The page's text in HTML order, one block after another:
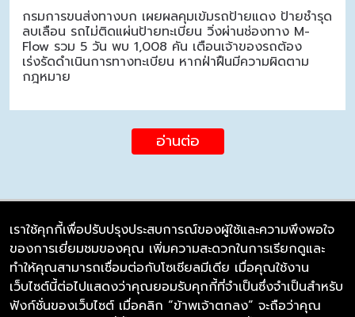
กรมการขนส่งทางบก เผยผลคุมเข้มรถป้ายแดง ป้ายชำรุด
ลบเลือน รถไม่ติดแผ่นป้ายทะเบียน วิ่งผ่านช่องทาง M-
Flow รวม 5 วัน พบ 1,008 คัน เตือนเจ้าของรถต้อง
เร่งรัดดำเนินการทางทะเบียน หากฝ่าฝืนมีความผิดตาม
กฎหมาย
อ่านต่อ
บริษัท ซิมลิงค์ จำกัด
98/226 Bangrakyai-Baanmai Road,
Bangyai, Nonthaburi 11140
เราใช้คุกกี้เพื่อปรับปรุงประสบการณ์ของผู้ใช้และความพึงพอใจ
ของการเยี่ยมชมของคุณ เพิ่มความสะดวกในการเรียกดูและ
ทำให้คุณสามารถเชื่อมต่อกับโซเชียลมีเดีย เมื่อคุณใช้งาน
เว็บไซต์นี้ต่อไปแสดงว่าคุณยอมรับคุกกี้ที่จำเป็นซึ่งจำเป็นสำหรับ
ฟังก์ชั่นของเว็บไซต์ เมื่อคลิก “ข้าพเจ้าตกลง” จะถือว่าคุณ